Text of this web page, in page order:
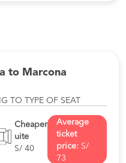
to Marcona
TO TYPE OF SEAT
Cheaper
uite
S/ 40
Average
ticket
price: S/
73